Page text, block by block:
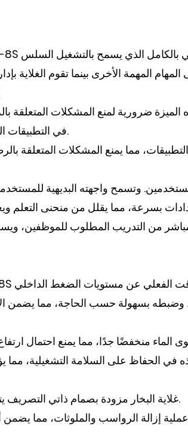
في التطبيقات التي تتطلب تحكمًا دقيقًا بالبخار.
- غلاية البخار مزودة بصمام ذاتي التصريف يتيح سهولة الصيانة والتنظيف.